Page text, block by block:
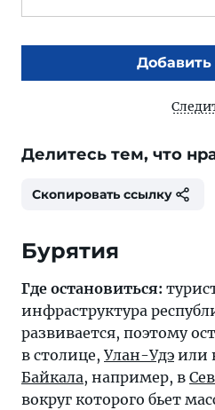
Добавить
Делитесь тем, что
Скопировать ссылку
Бурятия
Где остановиться:
инфраструктура
развивается, поэтому
в столице, Улан-Удэ или
Байкала, например, в
вокруг которого бьет